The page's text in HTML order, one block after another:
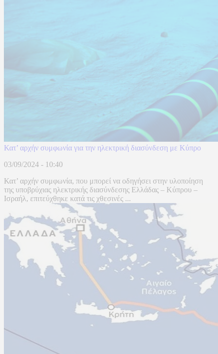
Κατ’ αρχήν συμφωνία για την ηλεκτρική διασύνδεση με Κύπρο
03/09/2024 - 10:40
Κατ’ αρχήν συμφωνία, που μπορεί να οδηγήσει στην υλοποίηση
της υποβρύχιας ηλεκτρικής διασύνδεσης Ελλάδας – Κύπρου –
Ισραήλ, επιτεύχθηκε κατά τις χθεσινές ...